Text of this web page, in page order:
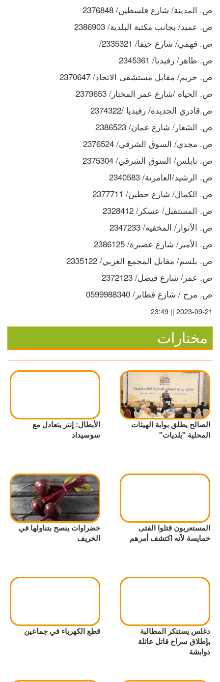
ص. المدينة/ شارع فلسطين/ 2376848
ص. عميد/ بجانب مكتبة البلدية/ 2386903
ص. فهمي/ شارع حيفا/ 2335321/
ص. طاهر/ رفيديا/ 2345361
ص. خريم/ مقابل مستشفى الاتحاد/ 2370647
ص. الحياه /شارع عمر المختار/ 2379653
ص.قادري الجديدة/ رفيديا /2374322
ص. الشعار/ شارع عمان/ 2386523
ص. مجدي/ السوق الشرقي/ 2376524
ص. نابلس/ السوق الشرقي/ 2375304
ص. الرشيد/العامرية/ 2340583
ص. الكمال/ شارع حطين/ 2377711
ص. المستقبل/ عسكر/ 2328412
ص. الأنوار/ المخفية/ 2347233
ص. الأمير/ شارع عصيرة/ 2386125
ص. بلسم/ مقابل المجمع الغربي/ 2335122
ص. عمر/ شارع فيصل/ 2372123
ص. مرح / شارع فطاير/ 0599988340
2023-09-21 || 23:49
مختارات
الصالح يطلق بوابة الهيئات
المحلية "بلديات"
الأبطال: إنتر يتعادل مع
سوسيداد
المستعربون قتلوا الفتى
خمايسة لأنه اكتشف أمرهم
خضراوات ينصح بتناولها في
الخريف
دغلس يستنكر المطالبة
بإطلاق سراح قاتل عائلة
دوابشة
قطع الكهرباء في جماعين